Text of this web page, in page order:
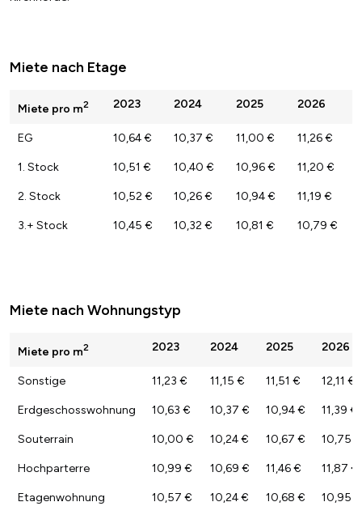
Miete nach Etage
Miete pro m2 2023 2024 2025 2026
EG 10,64 € 10,37 € 11,00 € 11,26 €
1. Stock 10,51 € 10,40 € 10,96 € 11,20 €
2. Stock 10,52 € 10,26 € 10,94 € 11,19 €
3.+ Stock 10,45 € 10,32 € 10,81 € 10,79 €
Miete nach Wohnungstyp
Miete pro m2 2023 2024 2025 2026
Sonstige 11,23 € 11,15 € 11,51 € 12,11 €
Erdgeschosswohnung 10,63 € 10,37 € 10,94 € 11,39 €
Souterrain 10,00 € 10,24 € 10,67 € 10,75 €
Hochparterre 10,99 € 10,69 € 11,46 € 11,87 €
Etagenwohnung 10,57 € 10,24 € 10,68 € 10,95 €